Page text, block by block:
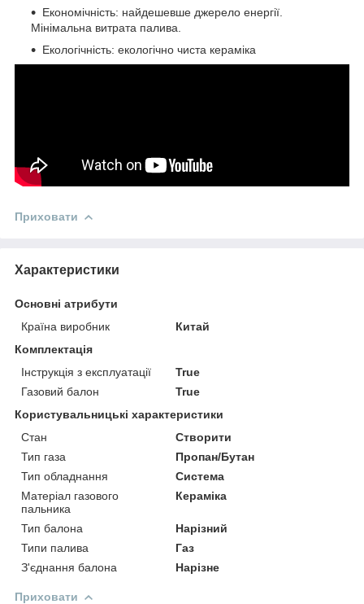
Економічність: найдешевше джерело енергії.
Мінімальна витрата палива.
Екологічність: екологічно чиста кераміка
Приховати
Характеристики
Основні атрибути
Країна виробник
Китай
Комплектація
Інструкція з експлуатації
True
Газовий балон
True
Користувальницькі характеристики
Стан
Створити
Тип газа
Пропан/Бутан
Тип обладнання
Система
Матеріал газового
пальника
Кераміка
Тип балона
Нарізний
Типи палива
Газ
З'єднання балона
Нарізне
Приховати